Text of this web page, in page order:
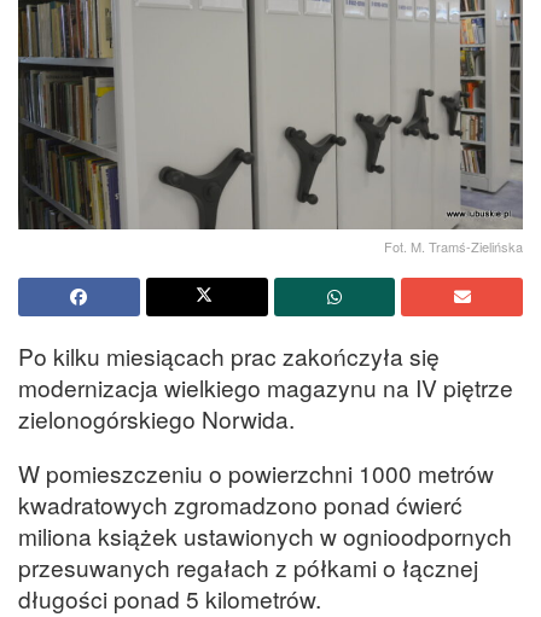
Fot. M. Tramś-Zielińska
Po kilku miesiącach prac zakończyła się
modernizacja wielkiego magazynu na IV piętrze
zielonogórskiego Norwida.
W pomieszczeniu o powierzchni 1000 metrów
kwadratowych zgromadzono ponad ćwierć
miliona książek ustawionych w ognioodpornych
przesuwanych regałach z półkami o łącznej
długości ponad 5 kilometrów.